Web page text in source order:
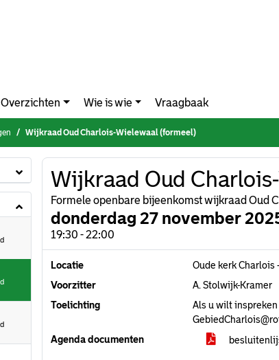
Overzichten Wie is wie Vraagbaak
Wijkraad Oud Charlois-Wielewaal (formeel)
Wijkraad Oud
Formele openbare bijeenkomst wijkraad Oud
donderdag 27 november
19:30 - 22:00
Locatie
Oude kerk Charlois
Voorzitter
A. Stolwijk-Kramer
Toelichting
Als u wilt
Agenda documenten